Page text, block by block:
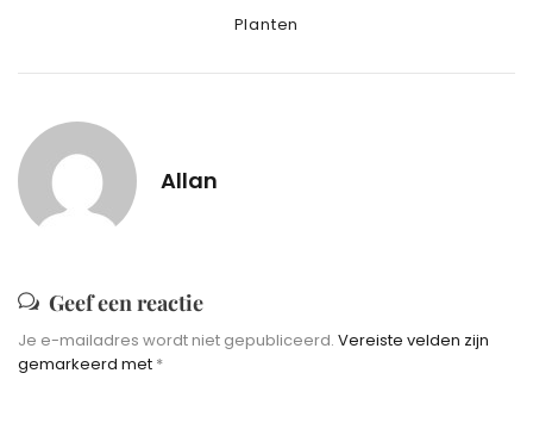
Categories
Planten
Allan
Geef een reactie
Je e-mailadres wordt niet gepubliceerd. Vereiste velden zijn
gemarkeerd met *